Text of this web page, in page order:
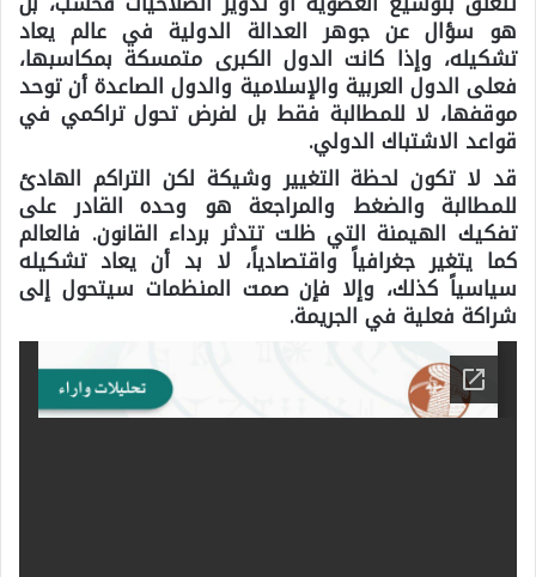
هو سؤال عن جوهر العدالة الدولية في عالم يعاد
تشكيله، وإذا كانت الدول الكبرى متمسكة بمكاسبها،
فعلى الدول العربية والإسلامية والدول الصاعدة أن توحد
موقفها، لا للمطالبة فقط بل لفرض تحول تراكمي في
قواعد الاشتباك الدولي.
قد لا تكون لحظة التغيير وشيكة لكن التراكم الهادئ
للمطالبة والضغط والمراجعة هو وحده القادر على
تفكيك الهيمنة التي ظلت تتدثر برداء القانون. فالعالم
كما يتغير جغرافياً واقتصادياً، لا بد أن يعاد تشكيله
سياسياً كذلك، وإلا فإن صمت المنظمات سيتحول إلى
شراكة فعلية في الجريمة.